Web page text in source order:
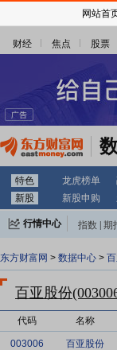
财经 焦点 股票
特色 龙虎榜单
新股
新股申购
行情中心 指数 期
东方财富网 > 数据中心 >
百亚股份
代码 名称
003006 百亚股份
网站首